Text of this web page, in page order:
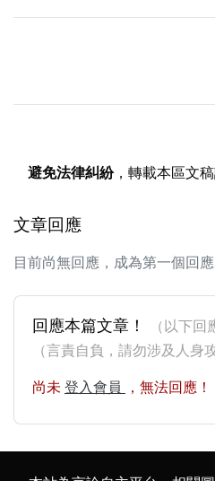
避免法律糾紛，轉載本區文
文章回應
目前尚無回應，成為第一個回應
回應本篇文章！
（以下回
（言責自負，請勿涉及人身
尚未 登入會員 ，無法回應！